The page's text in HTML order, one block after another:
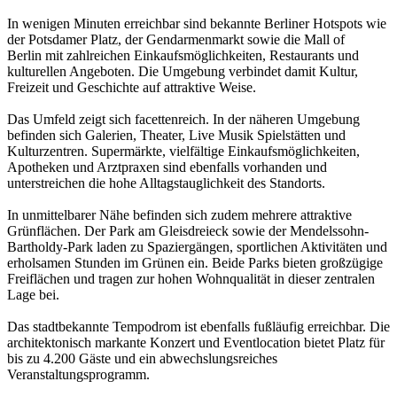
In wenigen Minuten erreichbar sind bekannte Berliner Hotspots wie
der Potsdamer Platz, der Gendarmenmarkt sowie die Mall of
Berlin mit zahlreichen Einkaufsmöglichkeiten, Restaurants und
kulturellen Angeboten. Die Umgebung verbindet damit Kultur,
Freizeit und Geschichte auf attraktive Weise.
Das Umfeld zeigt sich facettenreich. In der näheren Umgebung
befinden sich Galerien, Theater, Live Musik Spielstätten und
Kulturzentren. Supermärkte, vielfältige Einkaufsmöglichkeiten,
Apotheken und Arztpraxen sind ebenfalls vorhanden und
unterstreichen die hohe Alltagstauglichkeit des Standorts.
In unmittelbarer Nähe befinden sich zudem mehrere attraktive
Grünflächen. Der Park am Gleisdreieck sowie der Mendelssohn-
Bartholdy-Park laden zu Spaziergängen, sportlichen Aktivitäten und
erholsamen Stunden im Grünen ein. Beide Parks bieten großzügige
Freiflächen und tragen zur hohen Wohnqualität in dieser zentralen
Lage bei.
Das stadtbekannte Tempodrom ist ebenfalls fußläufig erreichbar. Die
architektonisch markante Konzert und Eventlocation bietet Platz für
bis zu 4.200 Gäste und ein abwechslungsreiches
Veranstaltungsprogramm.